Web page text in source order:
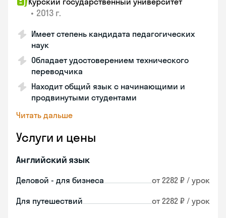
• 2013 г.
Имеет степень кандидата педагогических
наук
Обладает удостоверением технического
переводчика
Находит общий язык с начинающими и
продвинутыми студентами
Читать дальше
Услуги и цены
Английский язык
Деловой - для бизнеса от 2282 ₽ / урок
Для путешествий от 2282 ₽ / урок